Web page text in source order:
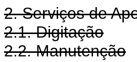
2. Serviços de
2.1. Digitação
2.2. Manutenção